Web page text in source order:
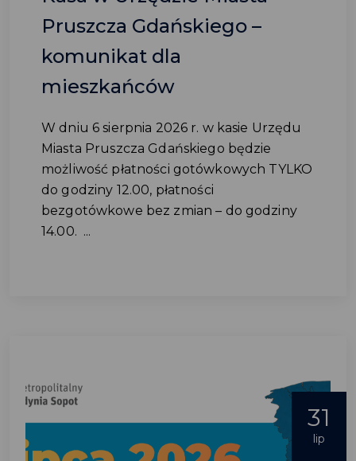
Pruszcza Gdańskiego –
komunikat dla
mieszkańców
W dniu 6 sierpnia 2026 r. w kasie Urzędu
Miasta Pruszcza Gdańskiego będzie
możliwość płatności gotówkowych TYLKO
do godziny 12.00, płatności
bezgotówkowe bez zmian – do godziny
14.00. ...
31
lip